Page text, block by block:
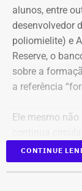
alunos, entre
desenvolvedor
poliomielite) e A
Reserve, o
sobre a
a referência
Ele mesmo
No
CONTINUE